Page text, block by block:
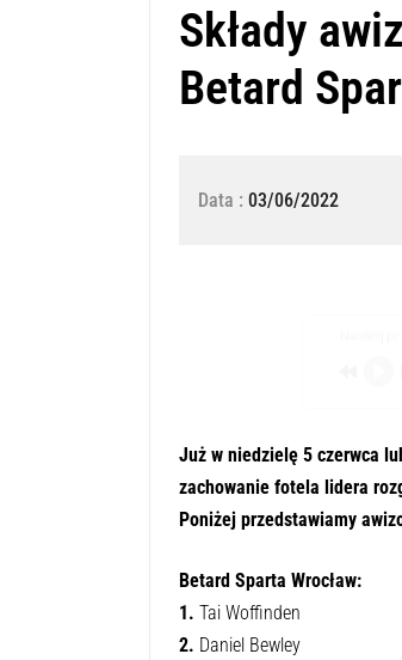
Składy
Betard
Data : 03/06/2022
Już w niedzielę 5 czerwca
zachowanie fotela lidera
Poniżej przedstawiamy
Betard Sparta Wrocław:
1. Tai Woffinden
2. Daniel Bewley